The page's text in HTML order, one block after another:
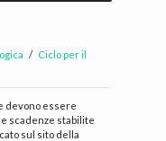
Ciclo per il
devono essere
scadenze stabilite
sul sito della